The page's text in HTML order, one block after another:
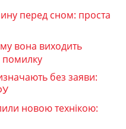
перед сном: проста
вона виходить
помилку
без заяви:
новою технікою: